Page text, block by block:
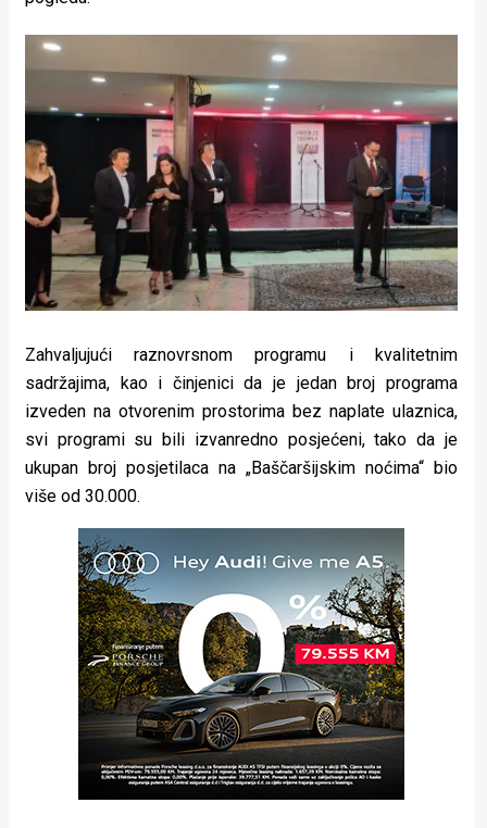
Zahvaljujući raznovrsnom programu i kvalitetnim
sadržajima, kao i činjenici da je jedan broj programa
izveden na otvorenim prostorima bez naplate ulaznica,
svi programi su bili izvanredno posjećeni, tako da je
ukupan broj posjetilaca na „Baščaršijskim noćima“ bio
više od 30.000.